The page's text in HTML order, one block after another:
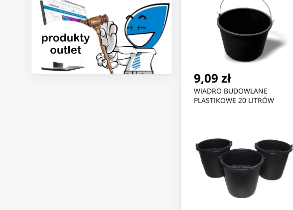
9,09 zł
WIADRO BUDOWLANE
PLASTIKOWE 20 LITRÓW